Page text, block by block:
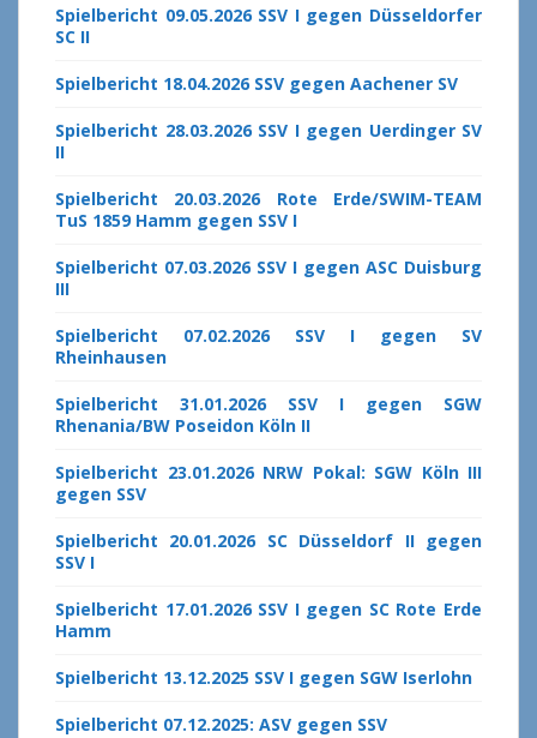
Spielbericht 09.05.2026 SSV I gegen Düsseldorfer
SC II
Spielbericht 18.04.2026 SSV gegen Aachener SV
Spielbericht 28.03.2026 SSV I gegen Uerdinger SV
II
Spielbericht 20.03.2026 Rote Erde/SWIM-TEAM
TuS 1859 Hamm gegen SSV I
Spielbericht 07.03.2026 SSV I gegen ASC Duisburg
III
Spielbericht 07.02.2026 SSV I gegen SV
Rheinhausen
Spielbericht 31.01.2026 SSV I gegen SGW
Rhenania/BW Poseidon Köln II
Spielbericht 23.01.2026 NRW Pokal: SGW Köln III
gegen SSV
Spielbericht 20.01.2026 SC Düsseldorf II gegen
SSV I
Spielbericht 17.01.2026 SSV I gegen SC Rote Erde
Hamm
Spielbericht 13.12.2025 SSV I gegen SGW Iserlohn
Spielbericht 07.12.2025: ASV gegen SSV